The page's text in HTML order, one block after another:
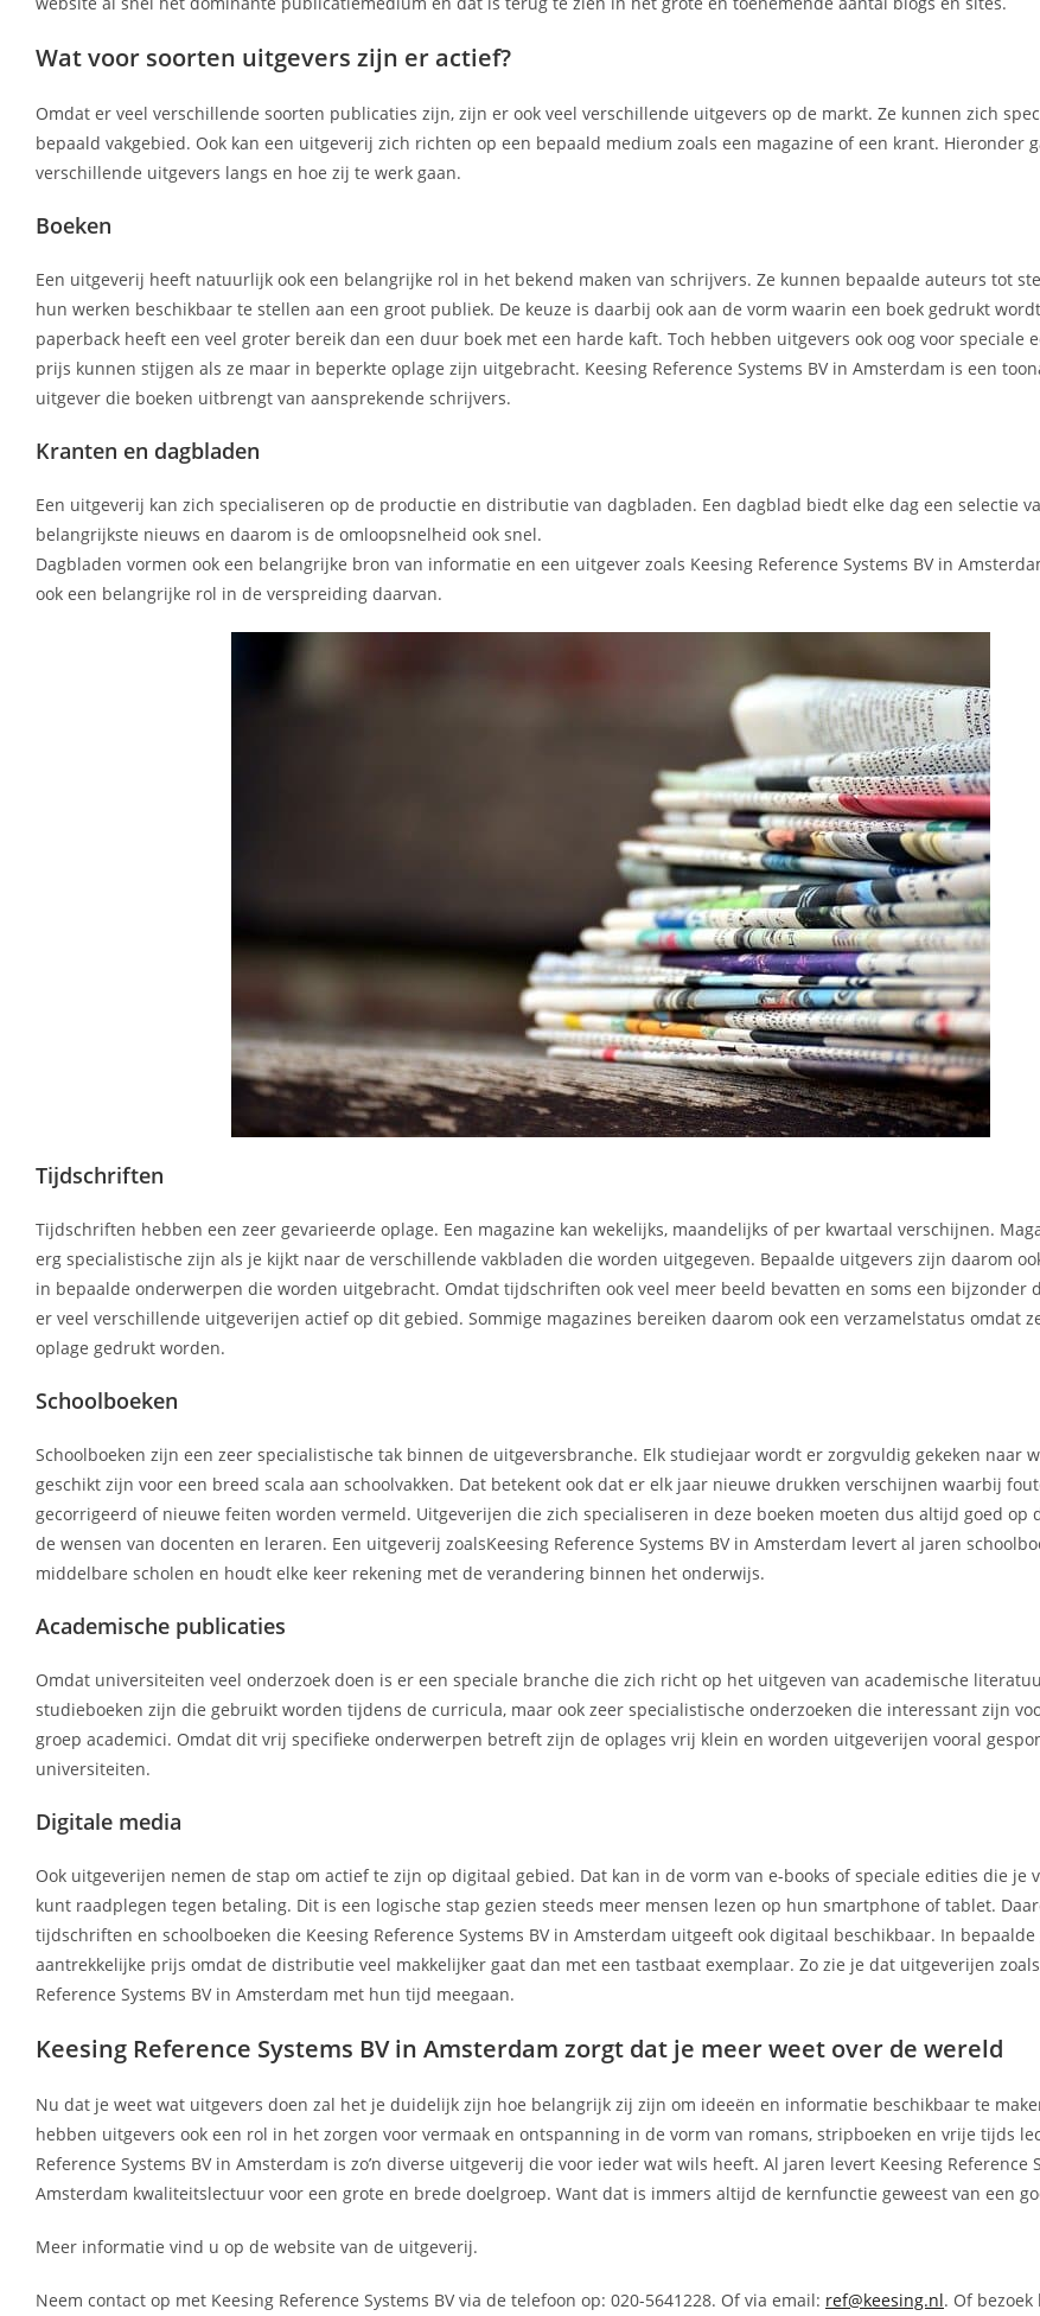
Wat voor soorten uitgevers zijn er actief?
Omdat er veel verschillende soorten publicaties zijn, zijn er ook veel verschillende uitgevers op de markt. Ze kunnen zich
bepaald vakgebied. Ook kan een uitgeverij zich richten op een bepaald medium zoals een magazine of een krant. Hieronder
verschillende uitgevers langs en hoe zij te werk gaan.
Boeken
Een uitgeverij heeft natuurlijk ook een belangrijke rol in het bekend maken van schrijvers. Ze kunnen bepaalde auteurs tot
hun werken beschikbaar te stellen aan een groot publiek. De keuze is daarbij ook aan de vorm waarin een boek gedrukt
paperback heeft een veel groter bereik dan een duur boek met een harde kaft. Toch hebben uitgevers ook oog voor speciale
prijs kunnen stijgen als ze maar in beperkte oplage zijn uitgebracht. Keesing Reference Systems BV in Amsterdam is een
uitgever die boeken uitbrengt van aansprekende schrijvers.
Kranten en dagbladen
Een uitgeverij kan zich specialiseren op de productie en distributie van dagbladen. Een dagblad biedt elke dag een selectie
belangrijkste nieuws en daarom is de omloopsnelheid ook snel.
Dagbladen vormen ook een belangrijke bron van informatie en een uitgever zoals Keesing Reference Systems BV in
ook een belangrijke rol in de verspreiding daarvan.
Tijdschriften
Tijdschriften hebben een zeer gevarieerde oplage. Een magazine kan wekelijks, maandelijks of per kwartaal verschijnen.
erg specialistische zijn als je kijkt naar de verschillende vakbladen die worden uitgegeven. Bepaalde uitgevers zijn daarom
in bepaalde onderwerpen die worden uitgebracht. Omdat tijdschriften ook veel meer beeld bevatten en soms een bijzonder
er veel verschillende uitgeverijen actief op dit gebied. Sommige magazines bereiken daarom ook een verzamelstatus omdat
oplage gedrukt worden.
Schoolboeken
Schoolboeken zijn een zeer specialistische tak binnen de uitgeversbranche. Elk studiejaar wordt er zorgvuldig gekeken naar
geschikt zijn voor een breed scala aan schoolvakken. Dat betekent ook dat er elk jaar nieuwe drukken verschijnen waarbij
gecorrigeerd of nieuwe feiten worden vermeld. Uitgeverijen die zich specialiseren in deze boeken moeten dus altijd goed op
de wensen van docenten en leraren. Een uitgeverij zoalsKeesing Reference Systems BV in Amsterdam levert al jaren
middelbare scholen en houdt elke keer rekening met de verandering binnen het onderwijs.
Academische publicaties
Omdat universiteiten veel onderzoek doen is er een speciale branche die zich richt op het uitgeven van academische
studieboeken zijn die gebruikt worden tijdens de curricula, maar ook zeer specialistische onderzoeken die interessant zijn
groep academici. Omdat dit vrij specifieke onderwerpen betreft zijn de oplages vrij klein en worden uitgeverijen vooral
universiteiten.
Digitale media
Ook uitgeverijen nemen de stap om actief te zijn op digitaal gebied. Dat kan in de vorm van e-books of speciale edities die je
kunt raadplegen tegen betaling. Dit is een logische stap gezien steeds meer mensen lezen op hun smartphone of tablet.
tijdschriften en schoolboeken die Keesing Reference Systems BV in Amsterdam uitgeeft ook digitaal beschikbaar. In bepaalde
aantrekkelijke prijs omdat de distributie veel makkelijker gaat dan met een tastbaat exemplaar. Zo zie je dat uitgeverijen
Reference Systems BV in Amsterdam met hun tijd meegaan.
Keesing Reference Systems BV in Amsterdam zorgt dat je meer weet over de wereld
Nu dat je weet wat uitgevers doen zal het je duidelijk zijn hoe belangrijk zij zijn om ideeën en informatie beschikbaar te
hebben uitgevers ook een rol in het zorgen voor vermaak en ontspanning in de vorm van romans, stripboeken en vrije tijds
Reference Systems BV in Amsterdam is zo’n diverse uitgeverij die voor ieder wat wils heeft. Al jaren levert Keesing Reference
Amsterdam kwaliteitslectuur voor een grote en brede doelgroep. Want dat is immers altijd de kernfunctie geweest van een
Meer informatie vind u op de website van de uitgeverij.
Neem contact op met Keesing Reference Systems BV via de telefoon op: 020-5641228. Of via email: ref@keesing.nl. Of